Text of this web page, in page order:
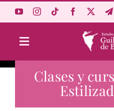
Toggle
Navigation
Clases y